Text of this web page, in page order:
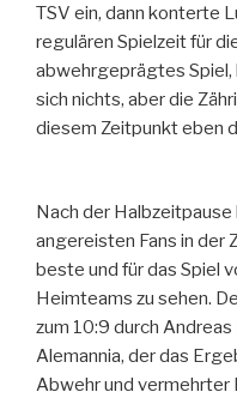
TSV ein, dann konterte
regulären Spielzeit für
abwehrgeprägtes
sich nichts, aber die
diesem Zeitpunkt eben
Nach der
angereisten Fans in der
beste und für das Spiel
Heimteams zu sehen.
zum 10:9 durch
Alemannia, der das
Abwehr und vermehrter